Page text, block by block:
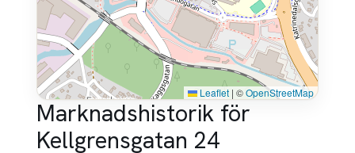
Leaflet | ©OpenStreetMap
Marknadshistorik för
Kellgrensgatan 24